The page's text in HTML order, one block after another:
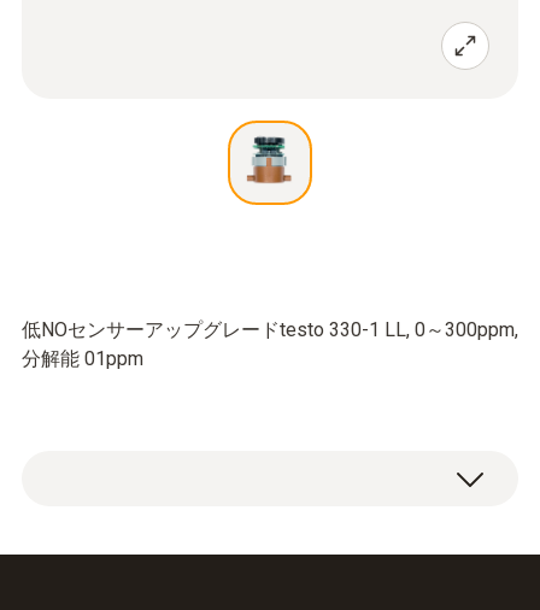
低NOセンサーアップグレードtesto 330-1 LL, 0～300ppm,
分解能 01ppm